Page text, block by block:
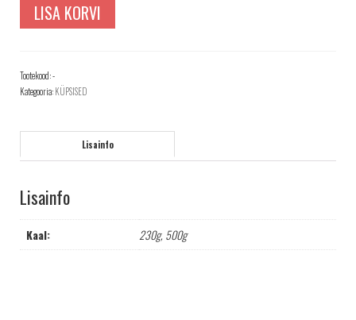
LISA KORVI
Tootekood:-
Kategooria:KÜPSISED
Lisainfo
Lisainfo
Kaal: 230g, 500g